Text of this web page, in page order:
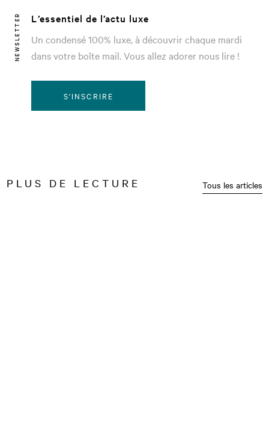
NEWSLETTER
L’essentiel de l’actu luxe
Un condensé 100% luxe, à découvrir chaque mardi
dans votre boîte mail. Vous allez adorer nous lire !
S'INSCRIRE
PLUS DE LECTURE Tous les articles